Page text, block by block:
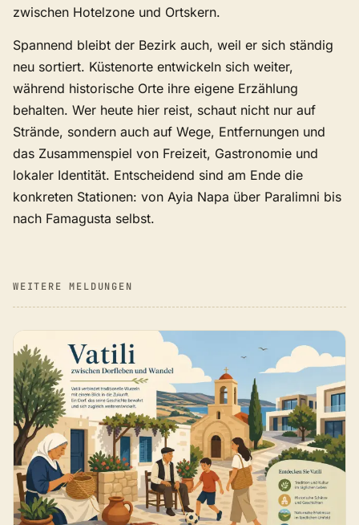
zwischen Hotelzone und Ortskern.
Spannend bleibt der Bezirk auch, weil er sich ständig
neu sortiert. Küstenorte entwickeln sich weiter,
während historische Orte ihre eigene Erzählung
behalten. Wer heute hier reist, schaut nicht nur auf
Strände, sondern auch auf Wege, Entfernungen und
das Zusammenspiel von Freizeit, Gastronomie und
lokaler Identität. Entscheidend sind am Ende die
konkreten Stationen: von Ayia Napa über Paralimni bis
nach Famagusta selbst.
WEITERE MELDUNGEN